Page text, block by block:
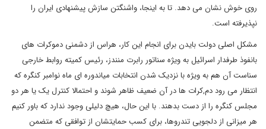
روی خوش نشان می دهد. تا به اینجا، واشنگتن سازش پیشنهادی ایران را
نپذیرفته است.
مشکل اصلی دولت بایدن برای انجام این کار، هراس از دشمنی دموکرات های
بانفوذ طرفدار اسرائیل به ویژه سناتور رابرت منندز، رئیس کمیته روابط خارجی
سناست آن هم به ویژه با نزدیک شدن انتخابات میاندوره ای ماه نوامبر کنگره که
انتظار می رود دم,کرات ها در آن ضعیف ظاهر شوند و احتمالا کنترل یک یا هر دو
مجلس کنگره را از دست بدهند. با این حال، هیچ دلیلی وجود ندارد که باور کنیم
هر میزانی از دلجویی تندروها، برای کسب حمایتشان از توافقی که متضمن